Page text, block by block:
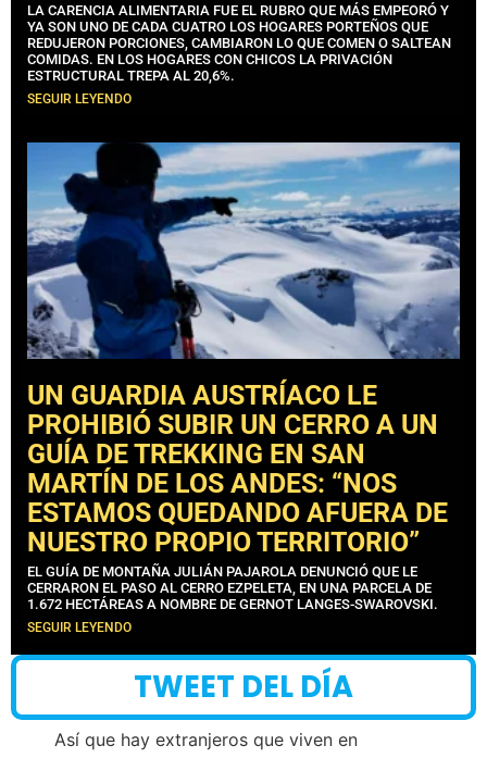
LA CARENCIA ALIMENTARIA FUE EL RUBRO QUE MÁS EMPEORÓ Y
YA SON UNO DE CADA CUATRO LOS HOGARES PORTEÑOS QUE
REDUJERON PORCIONES, CAMBIARON LO QUE COMEN O SALTEAN
COMIDAS. EN LOS HOGARES CON CHICOS LA PRIVACIÓN
ESTRUCTURAL TREPA AL 20,6%.
SEGUIR LEYENDO
UN GUARDIA AUSTRÍACO LE
PROHIBIÓ SUBIR UN CERRO A UN
GUÍA DE TREKKING EN SAN
MARTÍN DE LOS ANDES: “NOS
ESTAMOS QUEDANDO AFUERA DE
NUESTRO PROPIO TERRITORIO”
EL GUÍA DE MONTAÑA JULIÁN PAJAROLA DENUNCIÓ QUE LE
CERRARON EL PASO AL CERRO EZPELETA, EN UNA PARCELA DE
1.672 HECTÁREAS A NOMBRE DE GERNOT LANGES-SWAROVSKI.
SEGUIR LEYENDO
TWEET DEL DÍA
Así que hay extranjeros que viven en